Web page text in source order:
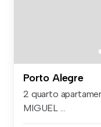
Porto Alegre
2 quarto
MIGUEL ...